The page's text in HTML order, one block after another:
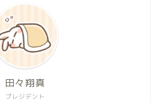
プレジデント
田々翔真